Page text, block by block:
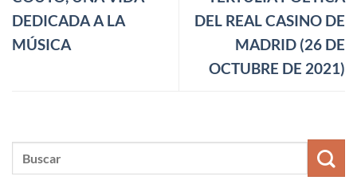
DEDICADA A LA
MÚSICA
DEL REAL CASINO DE
MADRID (26 DE
OCTUBRE DE 2021)